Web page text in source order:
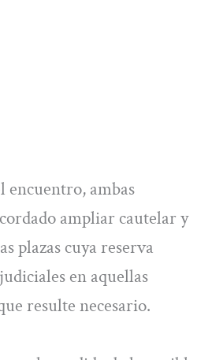
encuentro, ambas
ampliar cautelar y
plazas cuya reserva
en aquellas
resulte necesario.